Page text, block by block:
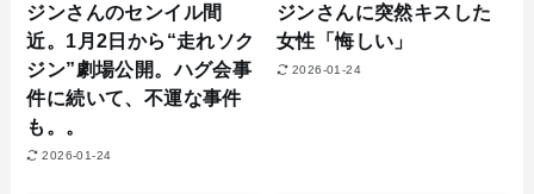
ジンさんのセンイル間
近。1月2日から“走れソク
ジン”劇場公開。ハグ会事
件に続いて、不運な事件
も。。
2026-01-24
ジンさんに突然キスした
女性「悔しい」
2026-01-24